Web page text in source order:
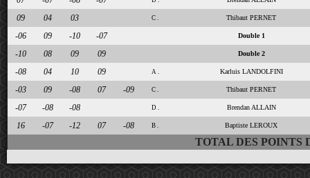
09 04 03 C . Thibaut PERNET
-06 09 -10 -07 Double 1
-10 08 09 09 Double 2
-08 04 10 09 A . Karluis LANDOLFINI
-03 09 -08 07 -09 C . Thibaut PERNET
-07 -08 -08 D . Brendan ALLAIN
16 -07 -12 07 -08 B . Baptiste LEROUX
TOTAL DES POINTS